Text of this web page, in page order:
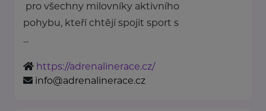
pro všechny milovníky aktivního
pohybu, kteří chtějí spojit sport s
...
https://adrenalinerace.cz/
info@adrenalinerace.cz